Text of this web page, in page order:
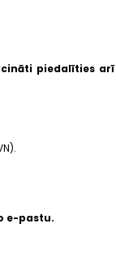
piedalīties arī
e-pastu.